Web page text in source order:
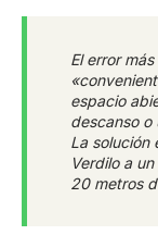
El error
espacio
descanso o
La solución
Verdilo a
20 metros